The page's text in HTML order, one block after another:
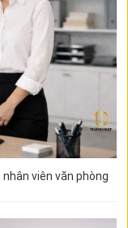
viên văn phòng